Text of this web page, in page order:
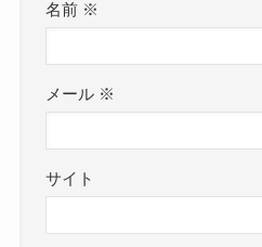
名前 ※
メール ※
サイト